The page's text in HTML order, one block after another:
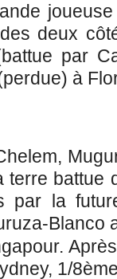
deux
par
à
battue
par la
Blanco
1/